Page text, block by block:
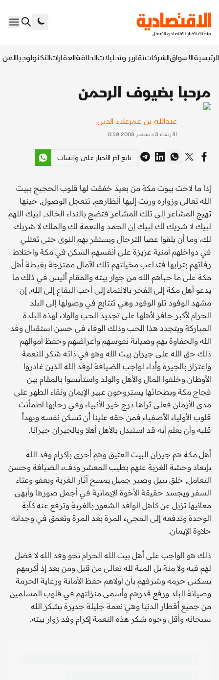
الرئيسيةالأسواقالشركاتتقارير وتحليلاتالطاقةالعقاراتالتكنولوجياالفن
مرحبا بضيوف الرحمن
عبدالله بن عمرعلاء الدين
الأربعاء 3 ديسمبر 2008 0:59
تابع آخر الأخبار على واتساب
إذا ما لاحت بيوت مكة من بعيد خفقت لها قلوب الحجيج ببيت
الله تعالى وزواره ورنت إليها أنظارهم, تتعجل الوصول, حينها
تهيج المشاعر إلى تلك المشاعر فتضج بالنداء الخالد, لبيك اللهم
لبيك لا شريك لك لبيك إن الحمد والنعمة لك والملك لا شريك
لك، وما أن يلقوا عصا الترحال ويستقر بهم النوى حتى تعتلي
في دواخلهم أمنية عزيزة على أنفسهم السكن في مكة واختلاط
رفاتهم بترابها فتداعب مخيلتهم تلك الآمال ممتزجة بغبطة أهل
مكة على ما حباهم الله من جوار بيته والمقام أليس في ذلك ما
يدعو أهل مكة إلى الفخر بالانتماء إلى أحب البقاع إلى الله, إن
مشهد الوفود تلو الوفود وهي تتتابع في وصولها إلى البلد
الحرام لأكبر حافز لأهلها على تجديد الحب والولاء لهذه البلدة
المباركة ويتجدد هذا الحب وذلك الوفاء في حسن استقبال وفد
الله والحفاوة بهم وصيانة نفوسهم وأعراضهم وحفظ أموالهم
ذلك حق الله على جيران بيت الله وهو في ذاته شكر للنعمة
واعتزاز بالجيرة وأداء لواجب الضيافة لوفد الله الذين غادروا
الأوطان وخلفوا المال والأهل والولد واستأنسوا بالمقام بين
فجاج مكة وبطحائها يستروحون عبير الإيمان ونقاء الطهر على
مدى الأزمان فعلى ثراها درج خير الأنبياء وفي رحابها اطمأنت
قلوب الأولياء الأصفياء فمن حقه علينا أن تسكن نفسه ويهدأ
قلبه وأن يعلم أنه قد استبدل بالأهل أهلا وبالجيران جيرانا.
أهل مكة هم جيران البيت العتيق وهم أحرى بإكرام وفد الله
بإبعاد وحشة الغربة عنهم بطيب المعشر ودفء الضيافة وحسن
التعامل, خلق نبيل وصبر جميل يمسح آثار الغربة ويعفو وعثاء
السفر ويجسد حقيقة الأخوة الإيمانية في أجمل صورها وأبهى
معانيها تزيل عن كاهل الوافد الشعور بالغربة وترفع عنه كآبة
الوحدة وتدفعه إلى المجيء المرة بعد المرة وتعمق في وجدانه
حلاوة الإيمان.
ذلك هو الواجب على أهل بيت الله الحرام نحو وفد الله لا فضل
لهم فيه ولا منة بل المنة لله تعالى من قبل ومن بعد إذ أكرمهم
بسكنى حرمه وشرفهم بأن أولاهم حفظ الأمانة ورعاية الحرمة
وصيانة البلد ورفع قدرهم وأسمى منزلتهم في قلوب المسلمين
من جميع أقطار الدنيا وهي نعمة جليلة جديرة بشكر الله
سبحانه وأقل وجوه شكر هذه النعمة إكرام وفد زوار بيته.